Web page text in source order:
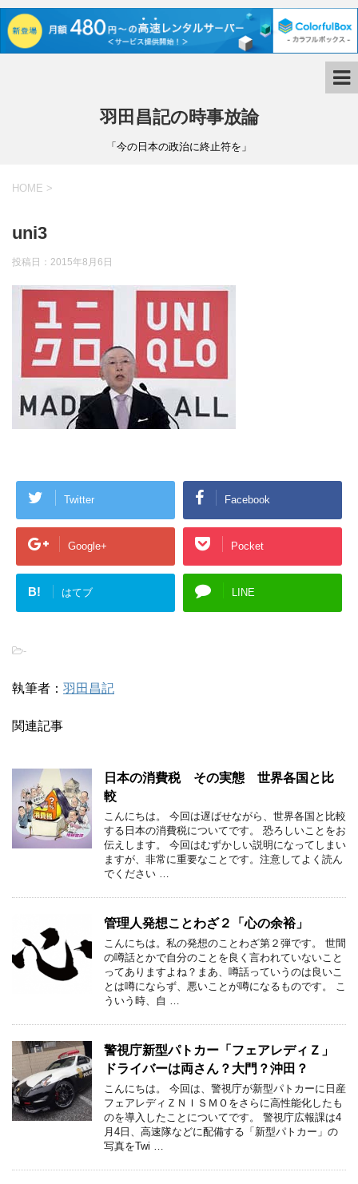
羽田昌記の時事放論
「今の日本の政治に終止符を」
HOME >
uni3
投稿日： 2015年8月6日
Twitter Facebook
Google+ Pocket
B! はてブ LINE
-
執筆者： 羽田昌記
関連記事
日本の消費税 その実態 世界各国と比
較
こんにちは。 今回は遅ばせながら、世界各国と比較
する日本の消費税についてです。 恐ろしいことをお
伝えします。 今回はむずかしい説明になってしまい
ますが、非常に重要なことです。注意してよく読ん
でください …
管理人発想ことわざ２「心の余裕」
こんにちは。私の発想のことわざ第２弾です。 世間
の噂話とかで自分のことを良く言われていないこと
ってありますよね？まあ、噂話っていうのは良いこ
とは噂にならず、悪いことが噂になるものです。 こ
ういう時、自 …
警視庁新型パトカー「フェアレディＺ」
ドライバーは両さん？大門？沖田？
こんにちは。 今回は、警視庁が新型パトカーに日産
フェアレディＺＮＩＳＭＯをさらに高性能化したも
のを導入したことについてです。 警視庁広報課は4
月4日、高速隊などに配備する「新型パトカー」の
写真をTwi …